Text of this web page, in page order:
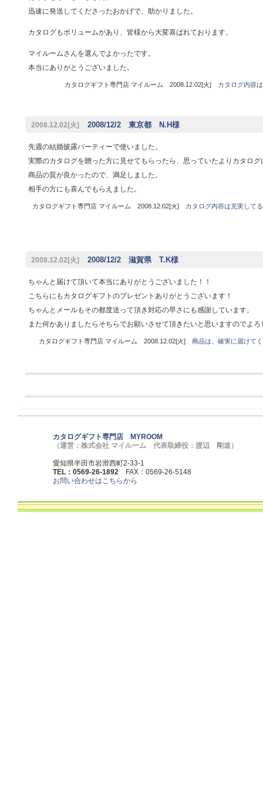
迅速に発送してくださったおかげで、助かりました。
カタログもボリュームがあり、皆様から大変喜ばれております。
マイルームさんを選んでよかったです。
本当にありがとうございました。
カタログギフト専門店 マイルーム 2008.12.02[火] カタログ内容
2008.12.02[火] 2008/12/2 東京都 N.H様
先週の結婚披露パーティーで使いました。
実際のカタログを贈った方に見せてもらったら、思っていたよりカタログ
商品の質が良かったので、満足しました。
相手の方にも喜んでもらえました。
カタログギフト専門店 マイルーム 2008.12.02[火] カタログ内容は充実して
2008.12.02[火] 2008/12/2 滋賀県 T.K様
ちゃんと届けて頂いて本当にありがとうございました！！
こちらにもカタログギフトのプレゼントありがとうございます！
ちゃんとメールもその都度送って頂き対応の早さにも感謝しています。
また何かありましたらそちらでお願いさせて頂きたいと思いますのでよ
カタログギフト専門店 マイルーム 2008.12.02[火] 商品は、確実に届けて
カタログギフト専門店 MYROOM
（運営：株式会社 マイルーム 代表取締役：渡辺 剛道）
愛知県半田市岩滑西町2-33-1
TEL：0569-26-1892 FAX：0569-26-5148
お問い合わせはこちらから